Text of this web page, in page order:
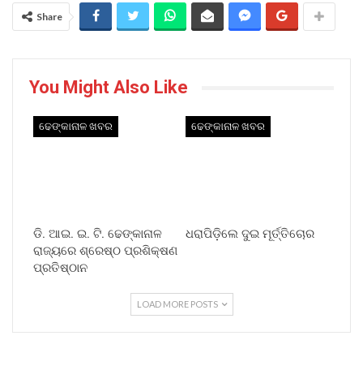
Share
You Might Also Like
ଢେଙ୍କାନାଳ ଖବର
ଡି. ଆଇ. ଇ. ଟି. ଢେଙ୍କାନାଳ
ରାଜ୍ୟରେ ଶ୍ରେଷ୍ଠ ପ୍ରଶିକ୍ଷଣ
ପ୍ରତିଷ୍ଠାନ
ଢେଙ୍କାନାଳ ଖବର
ଧରାପିଡ଼ିଲେ ଦୁଇ ମୂର୍ତ୍ତିଚୋର
LOAD MORE POSTS